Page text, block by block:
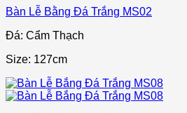
Bàn Lễ Bằng Đá Trắng MS02
Đá: Cẩm Thạch
Size: 127cm